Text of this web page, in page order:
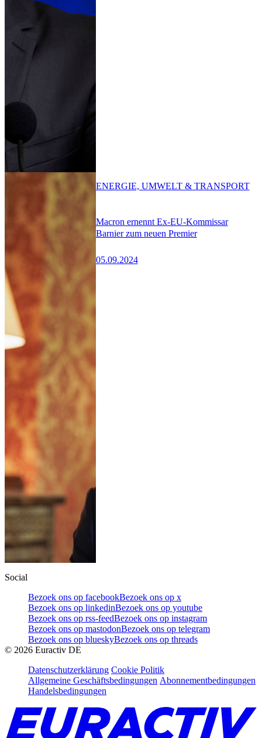
Macron ernennt Ex-EU-Kommissar
Barnier zum neuen Premier
05.09.2024
ENERGIE, UMWELT & TRANSPORT
Social
Bezoek ons op facebookBezoek ons op x
Bezoek ons op linkedinBezoek ons op youtube
Bezoek ons op rss-feedBezoek ons op instagram
Bezoek ons op mastodonBezoek ons op telegram
Bezoek ons op blueskyBezoek ons op threads
© 2026 Euractiv DE
Datenschutzerklärung Cookie Politik
Allgemeine Geschäftsbedingungen Abonnementbedingungen
Handelsbedingungen